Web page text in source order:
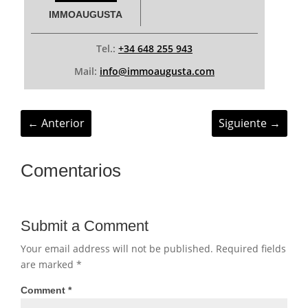
IMMOAUGUSTA
Tel.: +34 648 255 943
Mail: info@immoaugusta.com
← Anterior Siguiente →
Comentarios
Submit a Comment
Your email address will not be published. Required fields
are marked *
Comment *